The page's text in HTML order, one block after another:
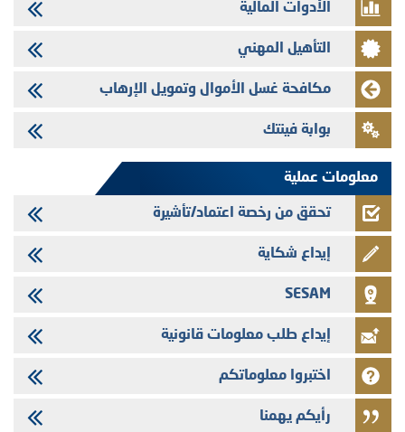
29/07/2026
تنشر الهيئة المغربية لسوق الرساميل العدد الرابع عشر من مجلة سوق الرساميل
28/07/2026
Med Paper - تجاوز حد المساهمة 5%
24/07/2026
Saham Leasing - التحيين السنوي لملف المعلومات المتعلق ببرنامج إصدار
الأدوات المالية
التأهيل المهني
مكافحة غسل الأموال وتمويل الإرهاب
بوابة فينتك
معلومات عملية
تحقق من رخصة اعتماد/تأشيرة
إيداع شكاية
SESAM
إيداع طلب معلومات قانونية
اختبروا معلوماتكم
رأيكم يهمنا